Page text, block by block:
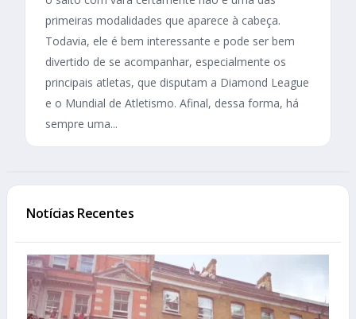
primeiras modalidades que aparece à cabeça.
Todavia, ele é bem interessante e pode ser bem
divertido de se acompanhar, especialmente os
principais atletas, que disputam a Diamond League
e o Mundial de Atletismo. Afinal, dessa forma, há
sempre uma...
Notícias Recentes